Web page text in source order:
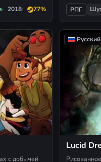
2018 77% РПГ
с добычей
Lucid